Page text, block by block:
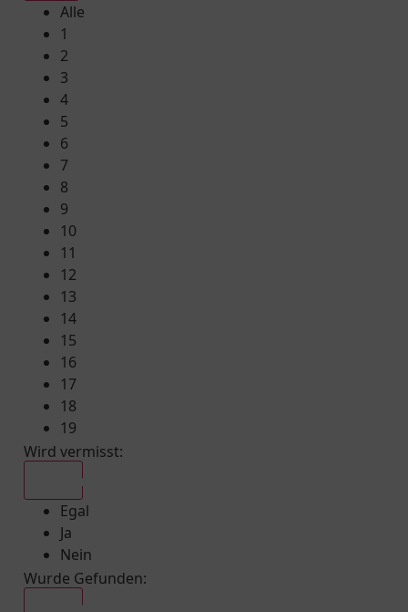
Alle
1
2
3
4
5
6
7
8
9
10
11
12
13
14
15
16
17
18
19
Wird vermisst:
Egal
Ja
Nein
Wurde Gefunden: